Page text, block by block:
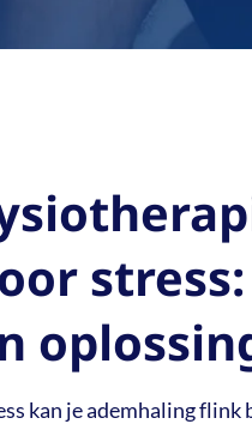
rugklachten
kan je ademhaling flink